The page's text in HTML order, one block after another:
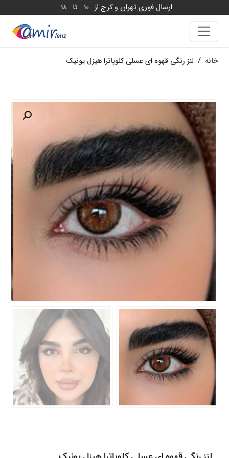
ارسال فوری تهران و کرج از 10 تا 18
خانه / لنز رنگی قهوه ای عسلی کلوپاترا هیزل یونیک